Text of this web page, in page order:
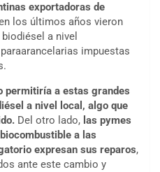
exportadoras de
los últimos años vieron
a nivel
impuestas
permitiría a estas grandes
a nivel local, algo que
Del otro lado, las pymes
a las
expresan sus reparos,
ante este cambio y